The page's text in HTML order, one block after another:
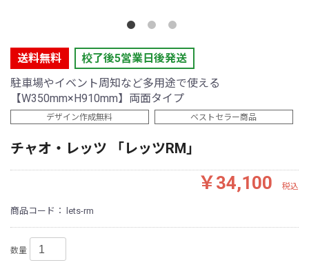
送料無料
校了後5営業日後発送
駐車場やイベント周知など多用途で使える
【W350mm×H910mm】両面タイプ
デザイン作成無料 ベストセラー商品
チャオ・レッツ 「レッツRM」
￥34,100 税込
商品コード： lets-rm
数量